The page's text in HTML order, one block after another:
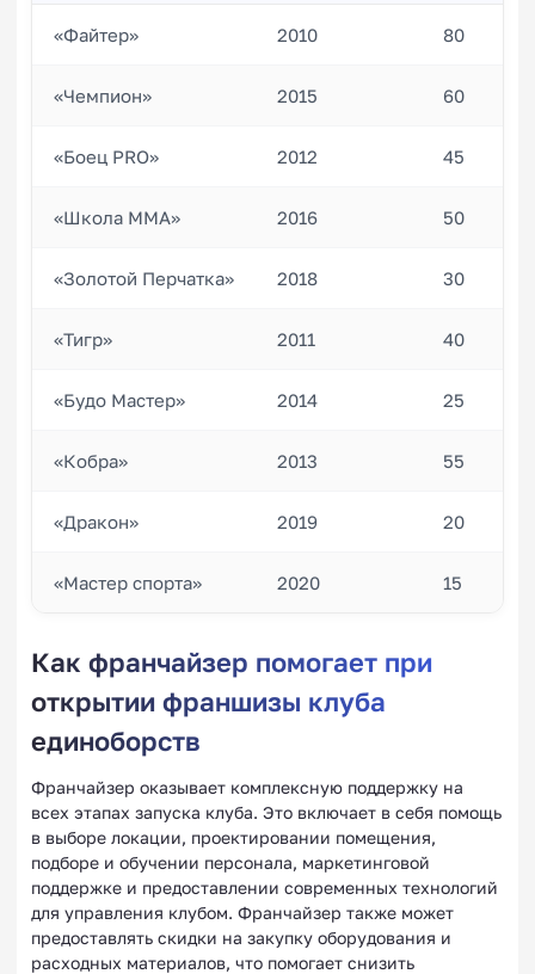
«Файтер» 2010 80
«Чемпион» 2015 60
«Боец PRO» 2012 45
«Школа ММА» 2016 50
«Золотой Перчатка» 2018 30
«Тигр» 2011 40
«Будо Мастер» 2014 25
«Кобра» 2013 55
«Дракон» 2019 20
«Мастер спорта» 2020 15
Как франчайзер помогает при
открытии франшизы клуба
единоборств
Франчайзер оказывает комплексную поддержку на
всех этапах запуска клуба. Это включает в себя помощь
в выборе локации, проектировании помещения,
подборе и обучении персонала, маркетинговой
поддержке и предоставлении современных технологий
для управления клубом. Франчайзер также может
предоставлять скидки на закупку оборудования и
расходных материалов, что помогает снизить